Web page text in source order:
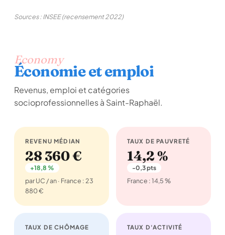
Sources : INSEE (recensement 2022)
Economy
Économie et emploi
Revenus, emploi et catégories
socioprofessionnelles à Saint-Raphaël.
REVENU MÉDIAN
28 360 €
+18,8 %
par UC / an · France : 23
880 €
TAUX DE PAUVRETÉ
14,2 %
-0,3 pts
France : 14,5 %
TAUX DE CHÔMAGE TAUX D'ACTIVITÉ